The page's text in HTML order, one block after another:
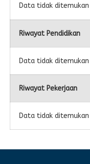
Data tidak ditemukan
Riwayat Pendidikan
Data tidak ditemukan
Riwayat Pekerjaan
Data tidak ditemukan